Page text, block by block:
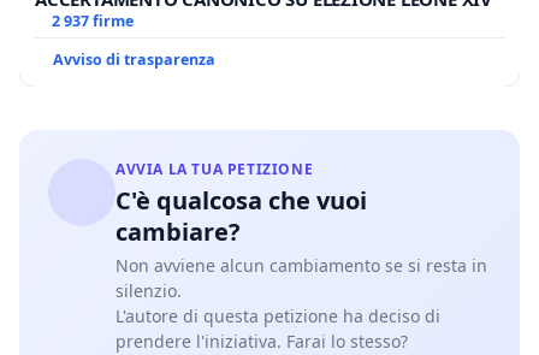
2 937 firme
Avviso di trasparenza
AVVIA LA TUA PETIZIONE
C'è qualcosa che vuoi
cambiare?
Non avviene alcun cambiamento se si resta in
silenzio.
L'autore di questa petizione ha deciso di
prendere l'iniziativa. Farai lo stesso?